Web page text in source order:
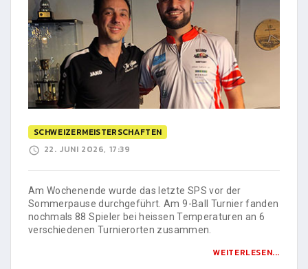
SCHWEIZERMEISTERSCHAFTEN
22. JUNI 2026, 17:39
Am Wochenende wurde das letzte SPS vor der
Sommerpause durchgeführt. Am 9-Ball Turnier fanden
nochmals 88 Spieler bei heissen Temperaturen an 6
verschiedenen Turnierorten zusammen.
WEITERLESEN...